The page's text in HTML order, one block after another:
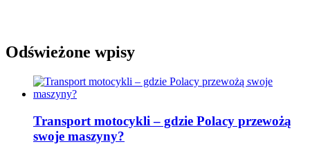
Odświeżone wpisy
Transport motocykli – gdzie Polacy przewożą
swoje maszyny?